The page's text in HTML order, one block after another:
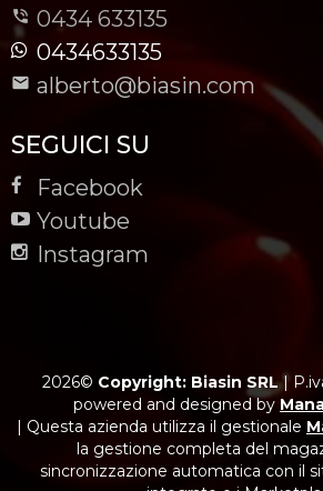
0434 633135
0434633135
alberto@biasin.com
SEGUICI SU
Facebook
Youtube
Instagram
2026© Copyright: Biasin SRL|
powered and designed by
| Questa azienda utilizza il gestionale
la gestione completa del
sincronizzazione automatica con il